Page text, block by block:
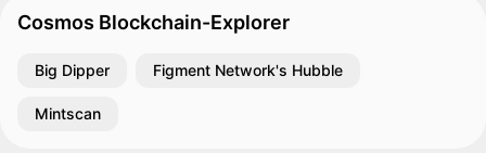
Cosmos Blockchain-Explorer
Big Dipper Figment Network's Hubble
Mintscan